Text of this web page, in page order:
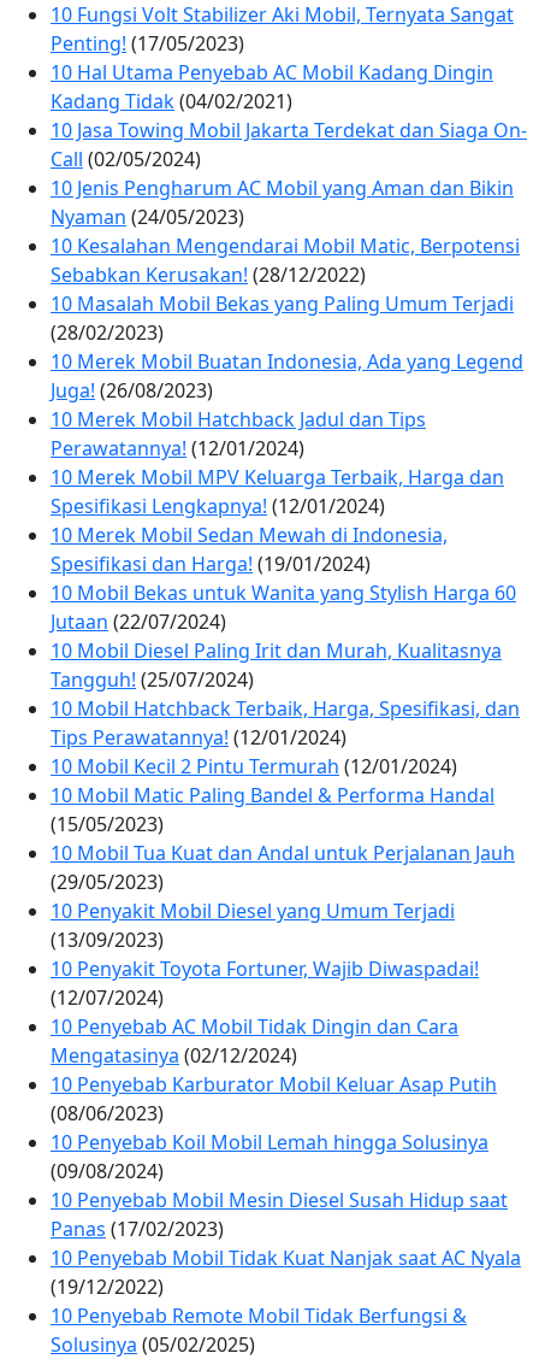
10 Fungsi Volt Stabilizer Aki Mobil, Ternyata Sangat
Penting! (17/05/2023)
10 Hal Utama Penyebab AC Mobil Kadang Dingin
Kadang Tidak(04/02/2021)
10 Jasa Towing Mobil Jakarta Terdekat dan Siaga On-
Call (02/05/2024)
10 Jenis Pengharum AC Mobil yang Aman dan Bikin
Nyaman (24/05/2023)
10 Kesalahan Mengendarai Mobil Matic, Berpotensi
Sebabkan Kerusakan! (28/12/2022)
10 Masalah Mobil Bekas yang Paling Umum Terjadi
(28/02/2023)
10 Merek Mobil Buatan Indonesia, Ada yang Legend
Juga! (26/08/2023)
10 Merek Mobil Hatchback Jadul dan Tips
Perawatannya! (12/01/2024)
10 Merek Mobil MPV Keluarga Terbaik, Harga dan
Spesifikasi Lengkapnya! (12/01/2024)
10 Merek Mobil Sedan Mewah di Indonesia,
Spesifikasi dan Harga! (19/01/2024)
10 Mobil Bekas untuk Wanita yang Stylish Harga 60
Jutaan (22/07/2024)
10 Mobil Diesel Paling Irit dan Murah, Kualitasnya
Tangguh! (25/07/2024)
10 Mobil Hatchback Terbaik, Harga, Spesifikasi, dan
Tips Perawatannya! (12/01/2024)
10 Mobil Kecil 2 Pintu Termurah (12/01/2024)
10 Mobil Matic Paling Bandel & Performa Handal
(15/05/2023)
10 Mobil Tua Kuat dan Andal untuk Perjalanan Jauh
(29/05/2023)
10 Penyakit Mobil Diesel yang Umum Terjadi
(13/09/2023)
10 Penyakit Toyota Fortuner, Wajib Diwaspadai!
(12/07/2024)
10 Penyebab AC Mobil Tidak Dingin dan Cara
Mengatasinya (02/12/2024)
10 Penyebab Karburator Mobil Keluar Asap Putih
(08/06/2023)
10 Penyebab Koil Mobil Lemah hingga Solusinya
(09/08/2024)
10 Penyebab Mobil Mesin Diesel Susah Hidup saat
Panas (17/02/2023)
10 Penyebab Mobil Tidak Kuat Nanjak saat AC Nyala
(19/12/2022)
10 Penyebab Remote Mobil Tidak Berfungsi &
Solusinya (05/02/2025)